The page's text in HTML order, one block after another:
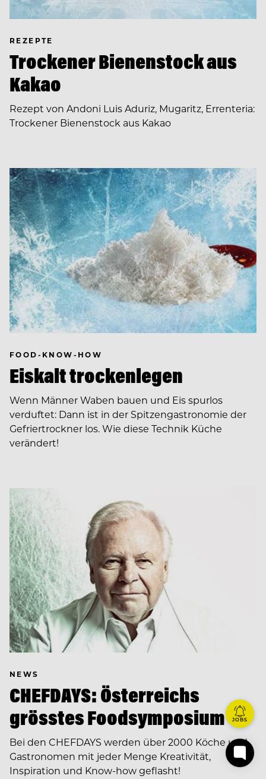
REZEPTE
Trockener Bienenstock aus
Kakao
Rezept von Andoni Luis Aduriz, Mugaritz, Errenteria:
Trockener Bienenstock aus Kakao
FOOD-KNOW-HOW
Eiskalt trockenlegen
Wenn Männer Waben bauen und Eis spurlos
verduftet: Dann ist in der Spitzengastronomie der
Gefriertrockner los. Wie diese Technik Küche
verändert!
NEWS
CHEFDAYS: Österreichs
grösstes Foodsymposium
Bei den CHEFDAYS werden über 2000 Köche und
Gastronomen mit jeder Menge Kreativität,
Inspiration und Know-how geflasht!
JOBS